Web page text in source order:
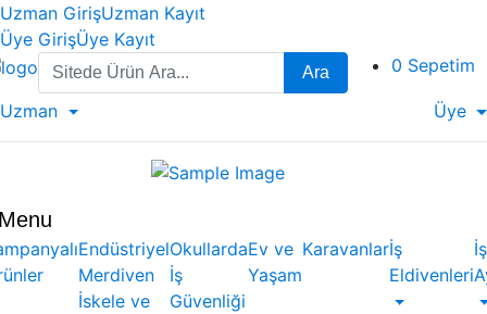
Uzman GirişUzman Kayıt
Üye GirişÜye Kayıt
Search
for:
Ara 0 Sepetim
Uzman Üye
Endüstriyel
Merdiven
İskele ve
Okullarda
İş
Güvenliği
Ev ve
Yaşam
Karavanlarİş
Eldivenleri
İş